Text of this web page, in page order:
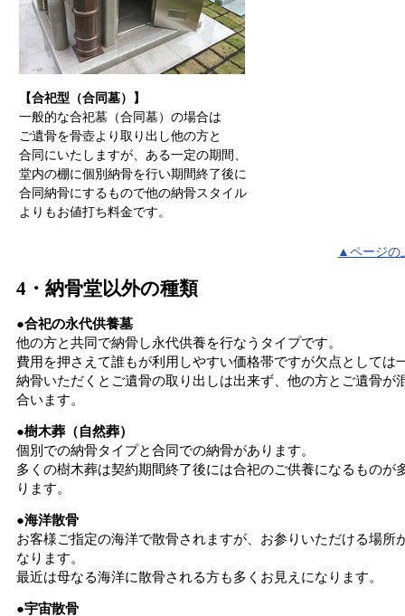
【合祀型（合同墓）】
一般的な合祀墓（合同墓）の場合は
ご遺骨を骨壺より取り出し他の方と
合同にいたしますが、ある一定の期間、
堂内の棚に個別納骨を行い期間終了後に
合同納骨にするもので他の納骨スタイル
よりもお値打ち料金です。
▲ページの
4・納骨堂以外の種類
●合祀の永代供養墓
他の方と共同で納骨し永代供養を行なうタイプです。
費用を押さえて誰もが利用しやすい価格帯ですが欠点としては
納骨いただくとご遺骨の取り出しは出来ず、他の方とご遺骨が
合います。
●樹木葬（自然葬）
個別での納骨タイプと合同での納骨があります。
多くの樹木葬は契約期間終了後には合祀のご供養になるものが
ります。
●海洋散骨
お客様ご指定の海洋で散骨されますが、お参りいただける場所
なります。
最近は母なる海洋に散骨される方も多くお見えになります。
●宇宙散骨